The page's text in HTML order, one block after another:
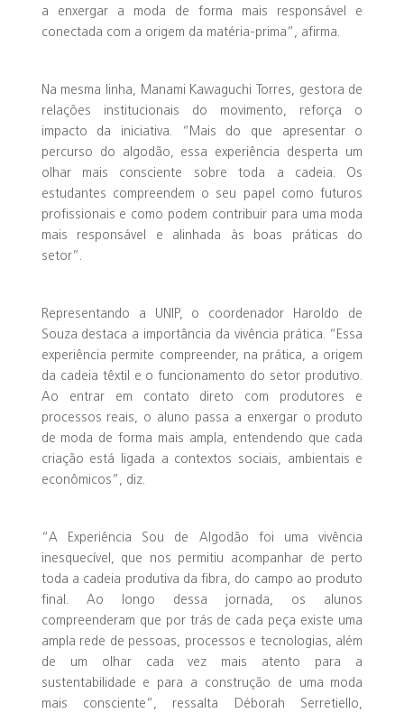
a enxergar a moda de forma mais responsável e
conectada com a origem da matéria-prima”, afirma.
Na mesma linha, Manami Kawaguchi Torres, gestora de
relações institucionais do movimento, reforça o
impacto da iniciativa. “Mais do que apresentar o
percurso do algodão, essa experiência desperta um
olhar mais consciente sobre toda a cadeia. Os
estudantes compreendem o seu papel como futuros
profissionais e como podem contribuir para uma moda
mais responsável e alinhada às boas práticas do
setor”.
Representando a UNIP, o coordenador Haroldo de
Souza destaca a importância da vivência prática. “Essa
experiência permite compreender, na prática, a origem
da cadeia têxtil e o funcionamento do setor produtivo.
Ao entrar em contato direto com produtores e
processos reais, o aluno passa a enxergar o produto
de moda de forma mais ampla, entendendo que cada
criação está ligada a contextos sociais, ambientais e
econômicos”, diz.
“A Experiência Sou de Algodão foi uma vivência
inesquecível, que nos permitiu acompanhar de perto
toda a cadeia produtiva da fibra, do campo ao produto
final. Ao longo dessa jornada, os alunos
compreenderam que por trás de cada peça existe uma
ampla rede de pessoas, processos e tecnologias, além
de um olhar cada vez mais atento para a
sustentabilidade e para a construção de uma moda
mais consciente”, ressalta Déborah Serretiello,